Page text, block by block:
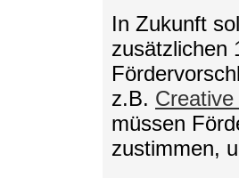
In Zukunft
zusätzlichen
z.B.
müssen
zustimmen,